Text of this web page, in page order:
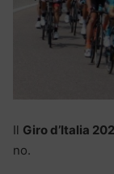
Il Giro d’Italia
no.